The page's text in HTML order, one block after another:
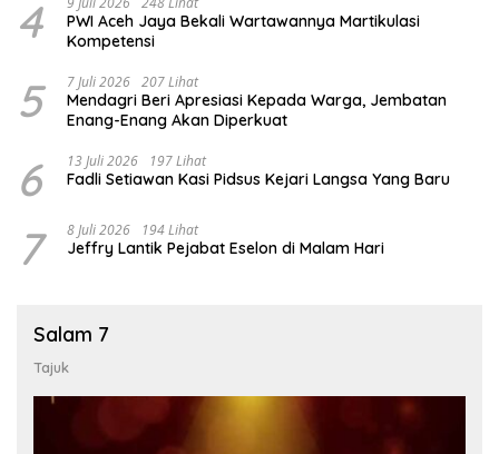
4
PWI Aceh Jaya Bekali Wartawannya Martikulasi
Kompetensi
5 7 Juli 2026 207 Lihat
Mendagri Beri Apresiasi Kepada Warga, Jembatan
Enang-Enang Akan Diperkuat
6 13 Juli 2026 197 Lihat
Fadli Setiawan Kasi Pidsus Kejari Langsa Yang Baru
7 8 Juli 2026 194 Lihat
Jeffry Lantik Pejabat Eselon di Malam Hari
Salam 7
Tajuk